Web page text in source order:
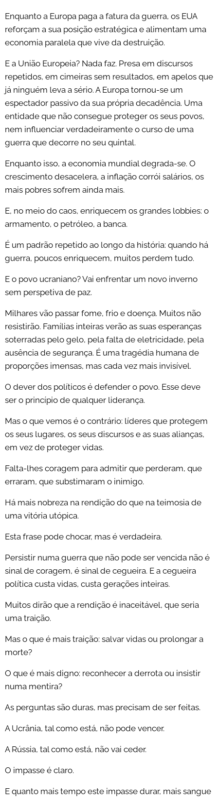
Enquanto a Europa paga a fatura da guerra, os EUA
reforçam a sua posição estratégica e alimentam uma
economia paralela que vive da destruição.
E a União Europeia? Nada faz. Presa em discursos
repetidos, em cimeiras sem resultados, em apelos que
já ninguém leva a sério. A Europa tornou-se um
espectador passivo da sua própria decadência. Uma
entidade que não consegue proteger os seus povos,
nem influenciar verdadeiramente o curso de uma
guerra que decorre no seu quintal.
Enquanto isso, a economia mundial degrada-se. O
crescimento desacelera, a inflação corrói salários, os
mais pobres sofrem ainda mais.
E, no meio do caos, enriquecem os grandes lobbies: o
armamento, o petróleo, a banca.
É um padrão repetido ao longo da história: quando há
guerra, poucos enriquecem, muitos perdem tudo.
E o povo ucraniano? Vai enfrentar um novo inverno
sem perspetiva de paz.
Milhares vão passar fome, frio e doença. Muitos não
resistirão. Famílias inteiras verão as suas esperanças
soterradas pelo gelo, pela falta de eletricidade, pela
ausência de segurança. É uma tragédia humana de
proporções imensas, mas cada vez mais invisível.
O dever dos políticos é defender o povo. Esse deve
ser o princípio de qualquer liderança.
Mas o que vemos é o contrário: líderes que protegem
os seus lugares, os seus discursos e as suas alianças,
em vez de proteger vidas.
Falta-lhes coragem para admitir que perderam, que
erraram, que substimaram o inimigo.
Há mais nobreza na rendição do que na teimosia de
uma vitória utópica.
Esta frase pode chocar, mas é verdadeira.
Persistir numa guerra que não pode ser vencida não é
sinal de coragem, é sinal de cegueira. E a cegueira
política custa vidas, custa gerações inteiras.
Muitos dirão que a rendição é inaceitável, que seria
uma traição.
Mas o que é mais traição: salvar vidas ou prolongar a
morte?
O que é mais digno: reconhecer a derrota ou insistir
numa mentira?
As perguntas são duras, mas precisam de ser feitas.
A Ucrânia, tal como está, não pode vencer.
A Rússia, tal como está, não vai ceder.
O impasse é claro.
E quanto mais tempo este impasse durar, mais sangue